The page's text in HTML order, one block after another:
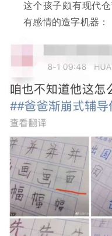
这个孩子颇有现代
有感情的造字机器：